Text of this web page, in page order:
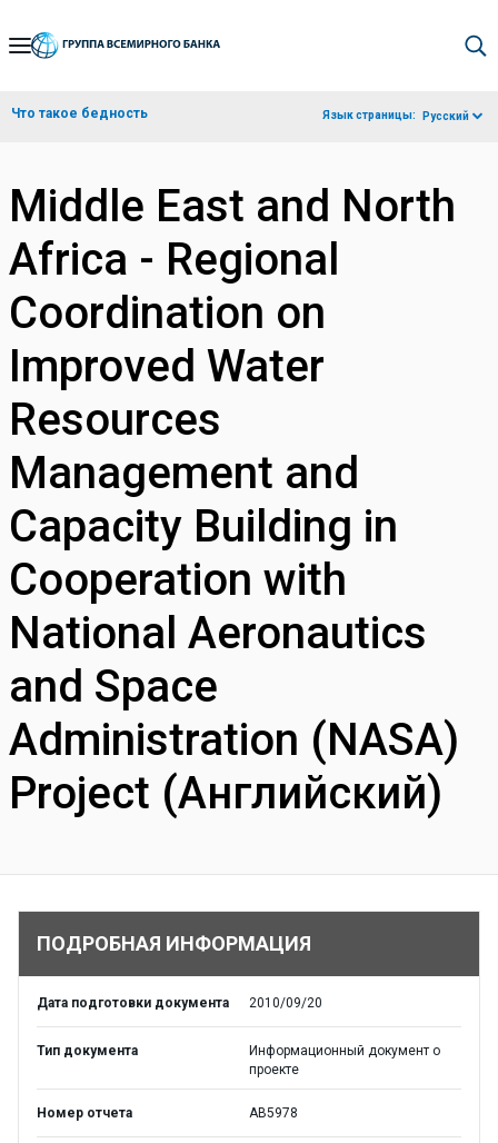
Skip
Navigation
Что такое бедность Язык страницы: Русский
Middle East and North
Africa - Regional
Coordination on
Improved Water
Resources
Management and
Capacity Building in
Cooperation with
National Aeronautics
and Space
Administration (NASA)
Project (Английский)
ПОДРОБНАЯ ИНФОРМАЦИЯ
Дата подготовки документа 2010/09/20
Тип документа
Информационный документ о
проекте
Номер отчета AB5978